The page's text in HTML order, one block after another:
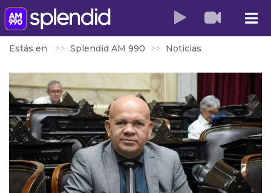
Estás en Splendid AM 990 Noticias